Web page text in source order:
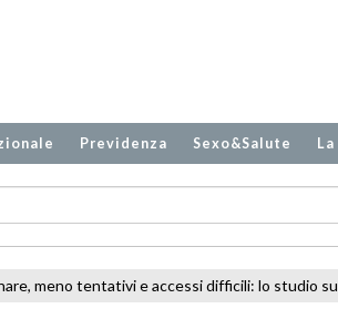
Previdenza Sexo&Salute
sugli infermieri in PS Carenza di